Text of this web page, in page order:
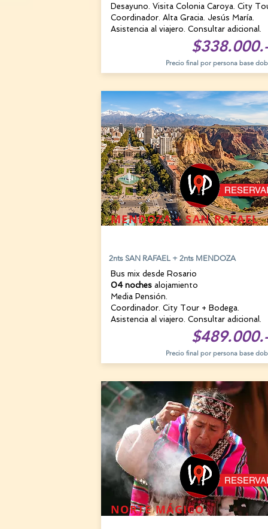
Desayuno. Visita Colonia Caroya. City
Coordinador. Alta Gracia. Jesús María.
Asistencia al viajero. Consultar adicional.
$338.000.-
Precio final por persona base
MENDOZA + SAN RAFAEL
2nts SAN RAFAEL + 2nts MENDOZA
Bus mix desde Rosario
04 noches alojamiento
Media Pensión.
Coordinador. City Tour + Bodega.
Asistencia al viajero. Consultar adicional.
$489.000.-
Precio final por persona base
NORTE MÁGICO